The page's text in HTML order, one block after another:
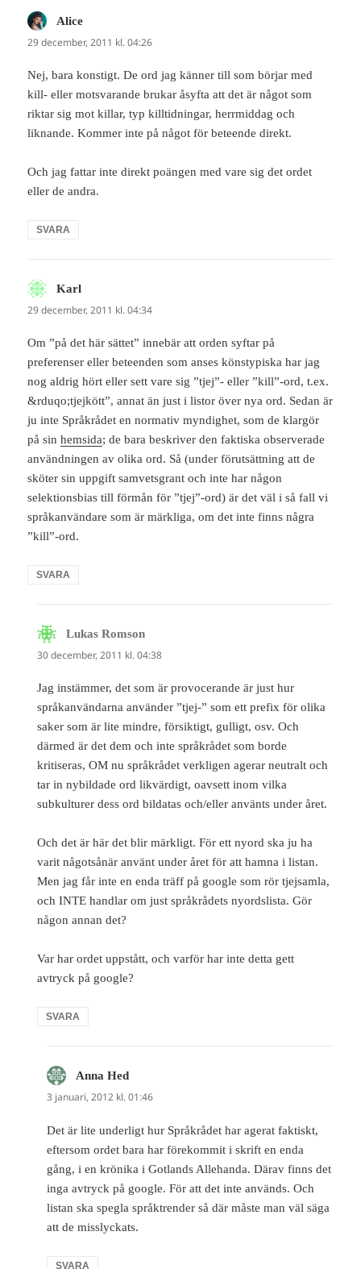
Alice
29 december, 2011 kl. 04:26
Nej, bara konstigt. De ord jag känner till som börjar med
kill- eller motsvarande brukar åsyfta att det är något som
riktar sig mot killar, typ killtidningar, herrmiddag och
liknande. Kommer inte på något för beteende direkt.
Och jag fattar inte direkt poängen med vare sig det ordet
eller de andra.
SVARA
Karl
29 december, 2011 kl. 04:34
Om ”på det här sättet” innebär att orden syftar på
preferenser eller beteenden som anses könstypiska har jag
nog aldrig hört eller sett vare sig ”tjej”- eller ”kill”-ord, t.ex.
&rduqo;tjejkött”, annat än just i listor över nya ord. Sedan är
ju inte Språkrådet en normativ myndighet, som de klargör
på sinhemsida; de bara beskriver den faktiska observerade
användningen av olika ord. Så (under förutsättning att de
sköter sin uppgift samvetsgrant och inte har någon
selektionsbias till förmån för ”tjej”-ord) är det väl i så fall vi
språkanvändare som är märkliga, om det inte finns några
”kill”-ord.
SVARA
Lukas Romson
30 december, 2011 kl. 04:38
Jag instämmer, det som är provocerande är just hur
språkanvändarna använder ”tjej-” som ett prefix för olika
saker som är lite mindre, försiktigt, gulligt, osv. Och
därmed är det dem och inte språkrådet som borde
kritiseras, OM nu språkrådet verkligen agerar neutralt och
tar in nybildade ord likvärdigt, oavsett inom vilka
subkulturer dess ord bildatas och/eller använts under året.
Och det är här det blir märkligt. För ett nyord ska ju ha
varit någotsånär använt under året för att hamna i listan.
Men jag får inte en enda träff på google som rör tjejsamla,
och INTE handlar om just språkrådets nyordslista. Gör
någon annan det?
Var har ordet uppstått, och varför har inte detta gett
avtryck på google?
SVARA
Anna Hed
3 januari, 2012 kl. 01:46
Det är lite underligt hur Språkrådet har agerat faktiskt,
eftersom ordet bara har förekommit i skrift en enda
gång, i en krönika i Gotlands Allehanda. Därav finns det
inga avtryck på google. För att det inte används. Och
listan ska spegla språktrender så där måste man väl säga
att de misslyckats.
SVARA